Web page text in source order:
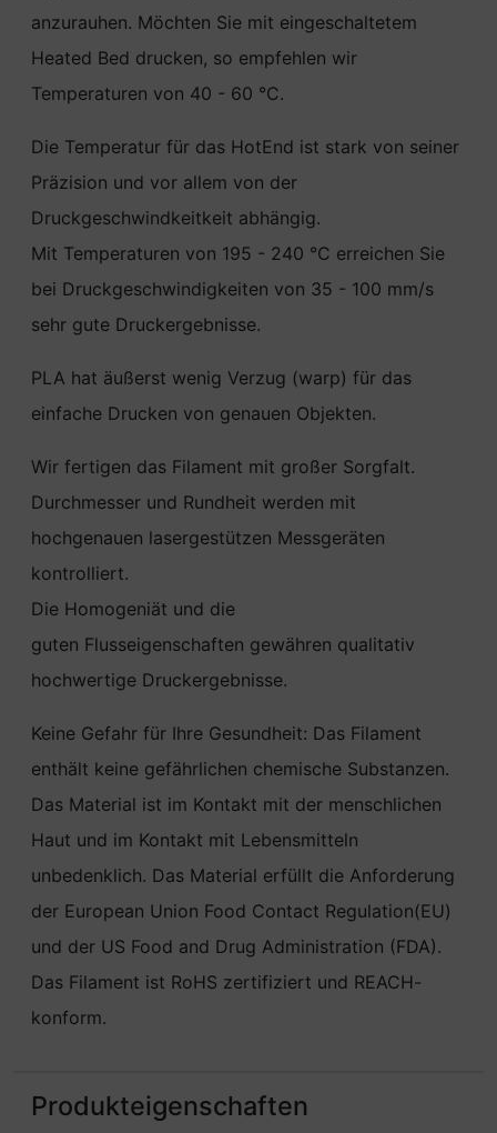
anzurauhen. Möchten Sie mit eingeschaltetem
Heated Bed drucken, so empfehlen wir
Temperaturen von 40 - 60 °C.
Die Temperatur für das HotEnd ist stark von seiner
Präzision und vor allem von der
Druckgeschwindkeitkeit abhängig.
Mit Temperaturen von 195 - 240 °C erreichen Sie
bei Druckgeschwindigkeiten von 35 - 100 mm/s
sehr gute Druckergebnisse.
PLA hat äußerst wenig Verzug (warp) für das
einfache Drucken von genauen Objekten.
Wir fertigen das Filament mit großer Sorgfalt.
Durchmesser und Rundheit werden mit
hochgenauen lasergestützen Messgeräten
kontrolliert.
Die Homogeniät und die
guten Flusseigenschaften gewähren qualitativ
hochwertige Druckergebnisse.
Keine Gefahr für Ihre Gesundheit: Das Filament
enthält keine gefährlichen chemische Substanzen.
Das Material ist im Kontakt mit der menschlichen
Haut und im Kontakt mit Lebensmitteln
unbedenklich. Das Material erfüllt die Anforderung
der European Union Food Contact Regulation(EU)
und der US Food and Drug Administration (FDA).
Das Filament ist RoHS zertifiziert und REACH-
konform.
Produkteigenschaften